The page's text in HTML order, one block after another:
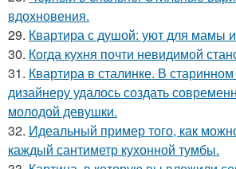
вдохновения.
29. Квартира с душой: уют для мамы
30. Когда кухня почти невидимой
31. Квартира в сталинке. В
дизайнеру удалось создать
молодой девушки.
32. Идеальный пример того, как
каждый сантиметр кухонной тумбы.